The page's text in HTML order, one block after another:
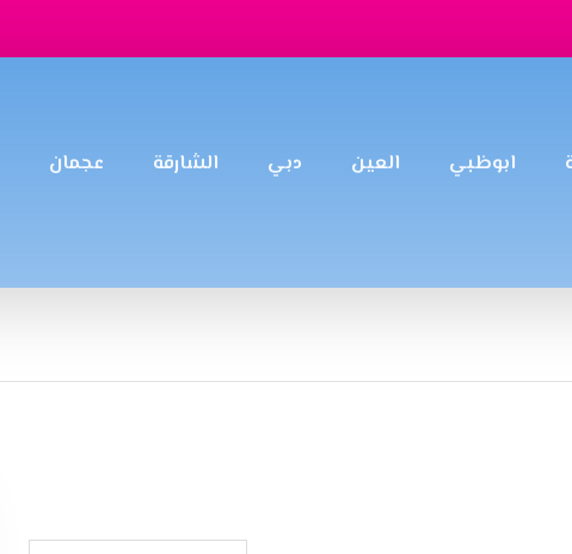
ابوظبي العين دبي الشارقة عجمان